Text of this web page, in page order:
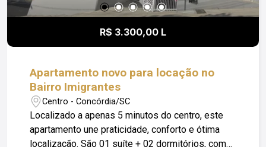
R$ 3.300,00 L
Apartamento novo para locação no
Bairro Imigrantes
Centro - Concórdia/SC
Localizado a apenas 5 minutos do centro, este
apartamento une praticidade, conforto e ótima
localização. São 01 suíte + 02 dormitórios, com